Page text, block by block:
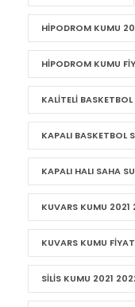
HIPODROM KUMU
HIPODROM KUMU
KALITELI
KAPALI BASKETBOL
KAPALI HALI SAHA
KUVARS KUMU
KUVARS KUMU FIYAT
SILIS KUMU 2021